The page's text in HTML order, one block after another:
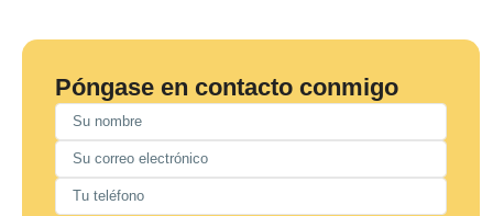
Póngase en contacto conmigo